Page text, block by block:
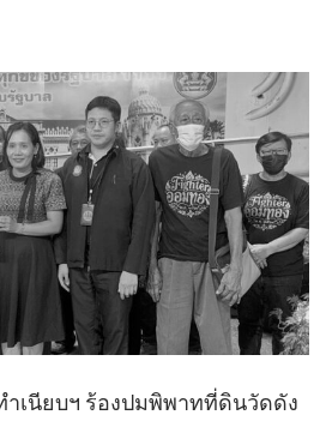
เนียบฯ ร้องปมพิพาทที่ดินวัดดัง